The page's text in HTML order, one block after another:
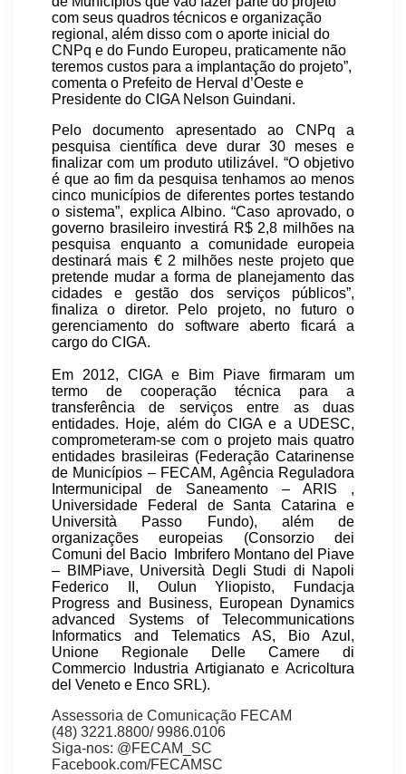
com seus quadros técnicos e organização
regional, além disso com o aporte inicial do
CNPq e do Fundo Europeu, praticamente não
teremos custos para a implantação do projeto”,
comenta o Prefeito de Herval d’Oeste e
Presidente do CIGA Nelson Guindani.
Pelo documento apresentado ao CNPq a
pesquisa científica deve durar 30 meses e
finalizar com um produto utilizável. “O objetivo
é que ao fim da pesquisa tenhamos ao menos
cinco municípios de diferentes portes testando
o sistema”, explica Albino. “Caso aprovado, o
governo brasileiro investirá R$ 2,8 milhões na
pesquisa enquanto a comunidade europeia
destinará mais € 2 milhões neste projeto que
pretende mudar a forma de planejamento das
cidades e gestão dos serviços públicos”,
finaliza o diretor. Pelo projeto, no futuro o
gerenciamento do software aberto ficará a
cargo do CIGA.
Em 2012, CIGA e Bim Piave firmaram um
termo de cooperação técnica para a
transferência de serviços entre as duas
entidades. Hoje, além do CIGA e a UDESC,
comprometeram-se com o projeto mais quatro
entidades brasileiras (Federação Catarinense
de Municípios – FECAM, Agência Reguladora
Intermunicipal de Saneamento – ARIS ,
Universidade Federal de Santa Catarina e
Università Passo Fundo), além de
organizações europeias (Consorzio dei
Comuni del Bacio Imbrifero Montano del Piave
– BIMPiave, Università Degli Studi di Napoli
Federico II, Oulun Yliopisto, Fundacja
Progress and Business, European Dynamics
advanced Systems of Telecommunications
Informatics and Telematics AS, Bio Azul,
Unione Regionale Delle Camere di
Commercio Industria Artigianato e Acricoltura
del Veneto e Enco SRL).
Assessoria de Comunicação FECAM
(48) 3221.8800/ 9986.0106
Siga-nos: @FECAM_SC
Facebook.com/FECAMSC